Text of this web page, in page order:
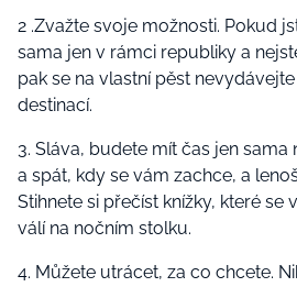
2 .Zvažte svoje možnosti. Pokud
sama jen v rámci republiky a
pak se na vlastní pěst
destinací.
3. Sláva, budete mít čas jen sama
a spát, kdy se vám zachce, a
Stihnete si přečíst knížky, které se
válí na nočním stolku.
4. Můžete utrácet, za co chcete.